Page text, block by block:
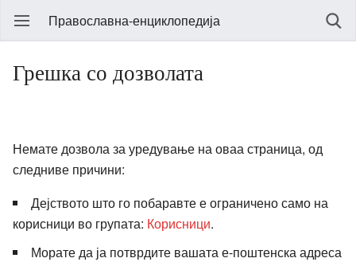
Православна-енциклопедија
Грешка со дозволата
Немате дозвола за уредување на оваа страница, од
следниве причини:
Дејството што го побаравте е ограничено само на
корисници во групата: Корисници.
Морате да ја потврдите вашата е-поштенска адреса